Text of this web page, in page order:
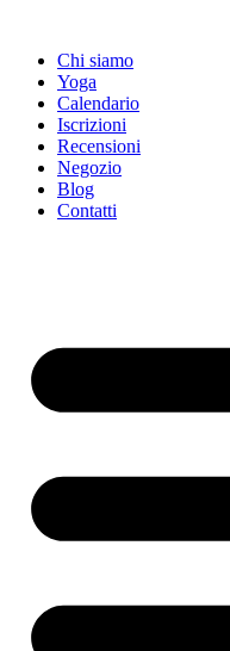
contenutoChi siamo
Yoga
Calendario
Іscrizioni
Recensioni
Negozio
Blog
Contatti